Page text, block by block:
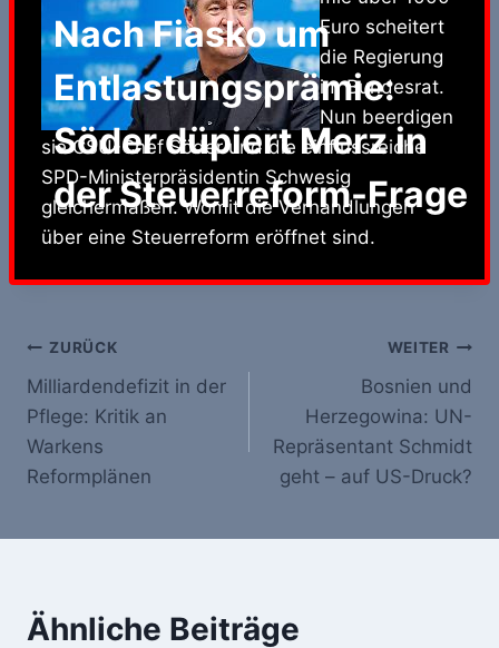
Nach Fiasko um
Entlastungsprämie:
Söder düpiert Merz in
der Steuerreform-Frage
Euro scheitert
die Regierung
im Bundesrat.
Nun beerdigen
sie CSU-Chef Söder und die einflussreiche
SPD-Ministerpräsidentin Schwesig
gleichermaßen. Womit die Verhandlungen
über eine Steuerreform eröffnet sind.
Beitrags-
Navigation
ZURÜCK
Milliardendefizit in der
Pflege: Kritik an
Warkens
Reformplänen
WEITER
Bosnien und
Herzegowina: UN-
Repräsentant Schmidt
geht – auf US-Druck?
Ähnliche Beiträge